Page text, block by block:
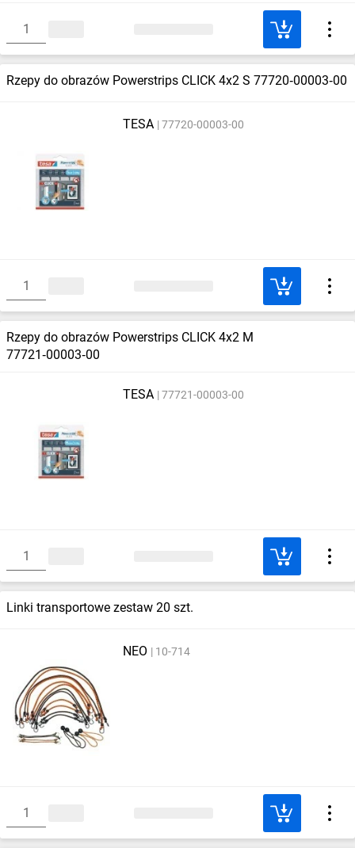
Rzepy do obrazów Powerstrips CLICK 4x2 S 77720‑00003‑00
TESA 77720-00003-00
Rzepy do obrazów Powerstrips CLICK 4x2 M
77721‑00003‑00
TESA 77721-00003-00
Linki transportowe zestaw 20 szt.
NEO 10-714